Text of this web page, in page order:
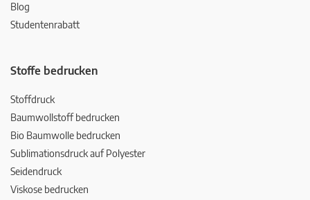
Blog
Studentenrabatt
Stoffe bedrucken
Stoffdruck
Baumwollstoff bedrucken
Bio Baumwolle bedrucken
Sublimationsdruck auf Polyester
Seidendruck
Viskose bedrucken